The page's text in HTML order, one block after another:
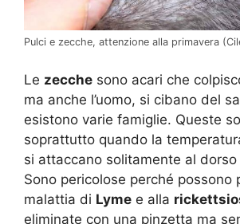
Pulci e zecche, attenzione alla primavera
Le zecche sono acari che
ma anche l’uomo, si cibano del
esistono varie famiglie. Queste
soprattutto quando la
si attaccano solitamente al dorso
Sono pericolose perché possono
malattia di Lyme e alla
eliminate con una pinzetta ma